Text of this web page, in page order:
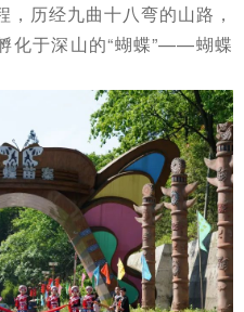
历经九曲十八弯的山路，
化于深山的“蝴蝶”——蝴蝶